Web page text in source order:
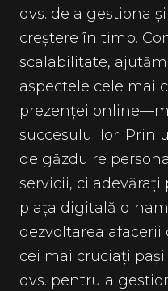
dvs. de a gestiona
creștere în timp.
scalabilitate,
aspectele cele mai
prezenței
succesului lor. Prin
de găzduire
servicii, ci
piața digitală
dezvoltarea
cei mai cruciați
dvs. pentru a